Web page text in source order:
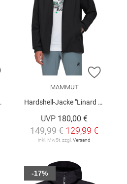
ZUR WUNSCHLISTE HINZUFÜGEN
ZUR
MAMMUT
Hardshell-Jacke "Linard Light"
UVP 180,00 €
149,99 € 129,99 €
inkl. MwSt. zzgl. Versand
-17%